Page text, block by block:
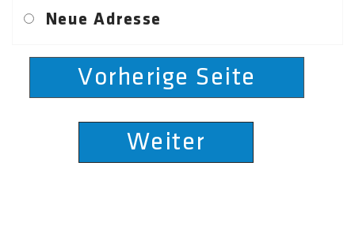
Neue Adresse
Vorherige Seite
Weiter